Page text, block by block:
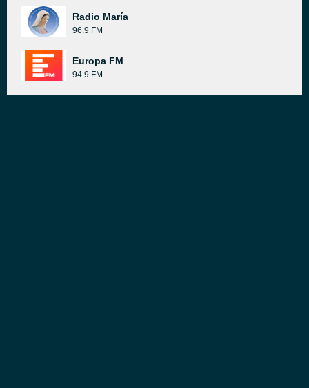
Radio María
96.9 FM
Europa FM
94.9 FM